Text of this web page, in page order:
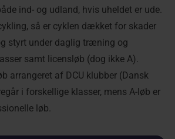
ind- og udland, hvis uheldet er ude.
så er cyklen dækket for skader
styrt under daglig træning og
samt licensløb (dog ikke A).
arrangeret af DCU klubber (Dansk
i forskellige klasser, mens A-løb er
løb.